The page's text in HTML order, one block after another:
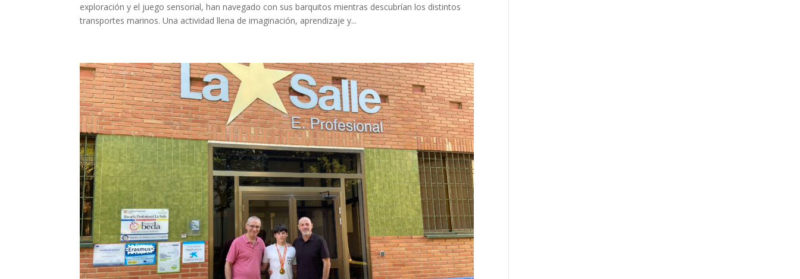
exploración y el juego sensorial, han navegado con sus barquitos mientras descubrían los distintos
transportes marinos. Una actividad llena de imaginación, aprendizaje y...